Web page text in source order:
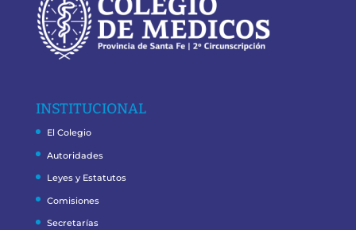
INSTITUCIONAL
El Colegio
Autoridades
Leyes y Estatutos
Comisiones
Secretarías